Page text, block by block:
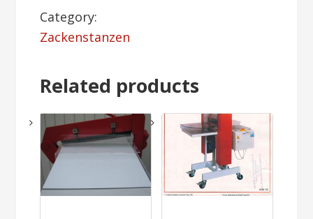
Category:
Zackenstanzen
Related products